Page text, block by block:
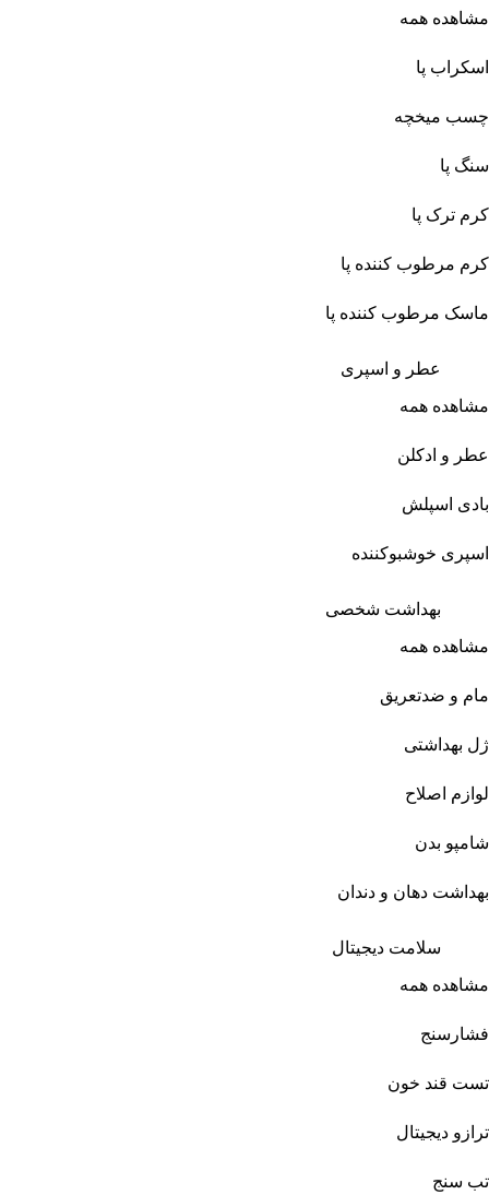
مشاهده همه
اسکراب پا
چسب میخچه
سنگ پا
کرم ترک پا
کرم مرطوب کننده پا
ماسک مرطوب کننده پا
عطر و اسپری
مشاهده همه
عطر و ادکلن
بادی اسپلش
اسپری خوشبوکننده
بهداشت شخصی
مشاهده همه
مام و ضدتعریق
ژل بهداشتی
لوازم اصلاح
شامپو بدن
بهداشت دهان و دندان
سلامت دیجیتال
مشاهده همه
فشارسنج
تست قند خون
ترازو دیجیتال
تب سنج